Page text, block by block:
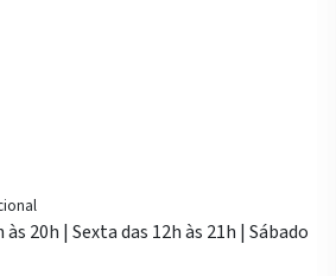
20h | Sexta das 12h às 21h | Sábado